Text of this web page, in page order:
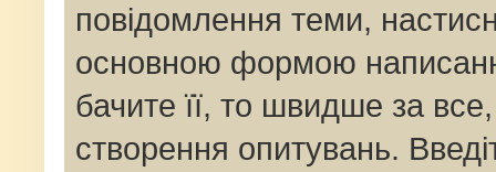
повідомлення теми,
основною формою
бачите її, то швидше за
створення опитувань.